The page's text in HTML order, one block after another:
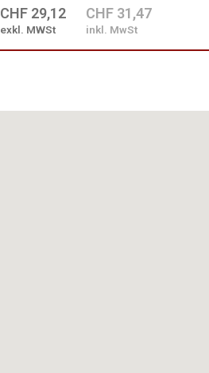
CHF 29,12
exkl. MWSt
CHF 31,47
inkl. MwSt